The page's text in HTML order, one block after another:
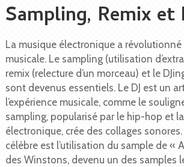
Sampling, Remix et
La musique électronique a
musicale. Le sampling (utilisation
remix (relecture d’un morceau) et le
sont devenus essentiels. Le DJ est un
l’expérience musicale, comme le
sampling, popularisé par le hip-hop et
électronique, crée des collages
célèbre est l’utilisation du sample de «
des Winstons, devenu un des samples